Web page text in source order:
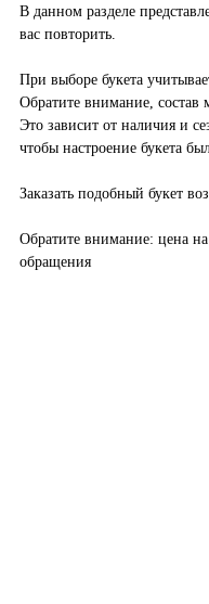
В данном разделе
вас повторить.
При выборе букета
Обратите внимание, состав
Это зависит от наличия и
чтобы настроение букета
Заказать подобный букет
Обратите внимание: цена
обращения